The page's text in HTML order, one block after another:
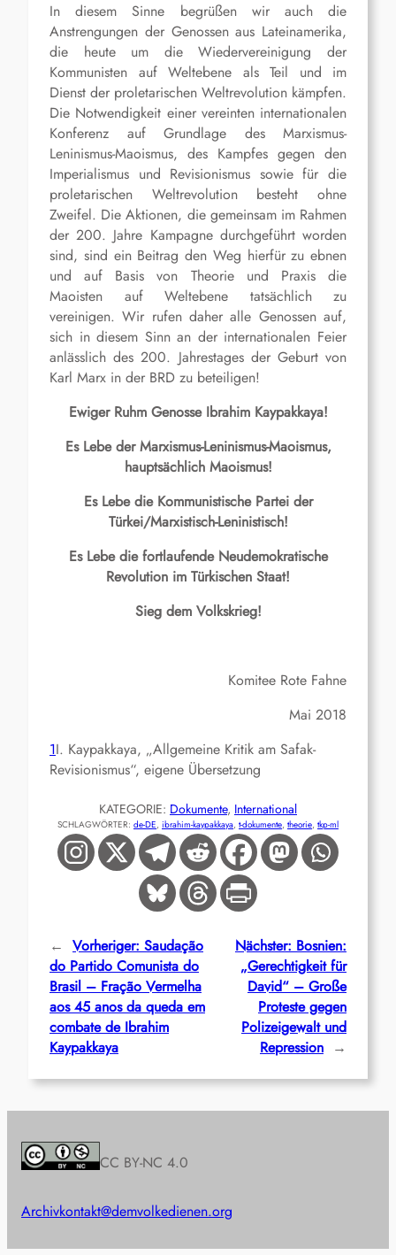
In diesem Sinne begrüßen wir auch die
Anstrengungen der Genossen aus Lateinamerika,
die heute um die Wiedervereinigung der
Kommunisten auf Weltebene als Teil und im
Dienst der proletarischen Weltrevolution kämpfen.
Die Notwendigkeit einer vereinten internationalen
Konferenz auf Grundlage des Marxismus-
Leninismus-Maoismus, des Kampfes gegen den
Imperialismus und Revisionismus sowie für die
proletarischen Weltrevolution besteht ohne
Zweifel. Die Aktionen, die gemeinsam im Rahmen
der 200. Jahre Kampagne durchgeführt worden
sind, sind ein Beitrag den Weg hierfür zu ebnen
und auf Basis von Theorie und Praxis die
Maoisten auf Weltebene tatsächlich zu
vereinigen. Wir rufen daher alle Genossen auf,
sich in diesem Sinn an der internationalen Feier
anlässlich des 200. Jahrestages der Geburt von
Karl Marx in der BRD zu beteiligen!
Ewiger Ruhm Genosse Ibrahim Kaypakkaya!
Es Lebe der Marxismus-Leninismus-Maoismus,
hauptsächlich Maoismus!
Es Lebe die Kommunistische Partei der
Türkei/Marxistisch-Leninistisch!
Es Lebe die fortlaufende Neudemokratische
Revolution im Türkischen Staat!
Sieg dem Volkskrieg!
Komitee Rote Fahne
Mai 2018
1I. Kaypakkaya, „Allgemeine Kritik am Safak-
Revisionismus“, eigene Übersetzung
KATEGORIE: Dokumente, International
SCHLAGWÖRTER: de-DE, ibrahim-kaypakkaya, t-dokumente, theorie, tkp-ml
← Vorheriger: Saudação
do Partido Comunista do
Brasil – Fração Vermelha
aos 45 anos da queda em
combate de Ibrahim
Kaypakkaya
Nächster: Bosnien:
„Gerechtigkeit für
David“ – Große
Proteste gegen
Polizeigewalt und
Repression →
CC BY-NC 4.0
Archivkontakt@demvolkedienen.org